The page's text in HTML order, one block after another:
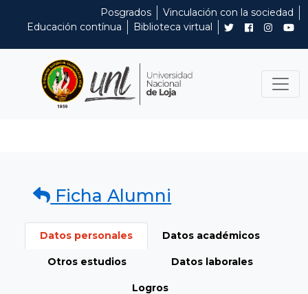
Posgrados
Vinculación con la sociedad
Educación contínua
Biblioteca virtual
Ficha Alumni
Datos personales Datos académicos
Otros estudios Datos laborales
Logros